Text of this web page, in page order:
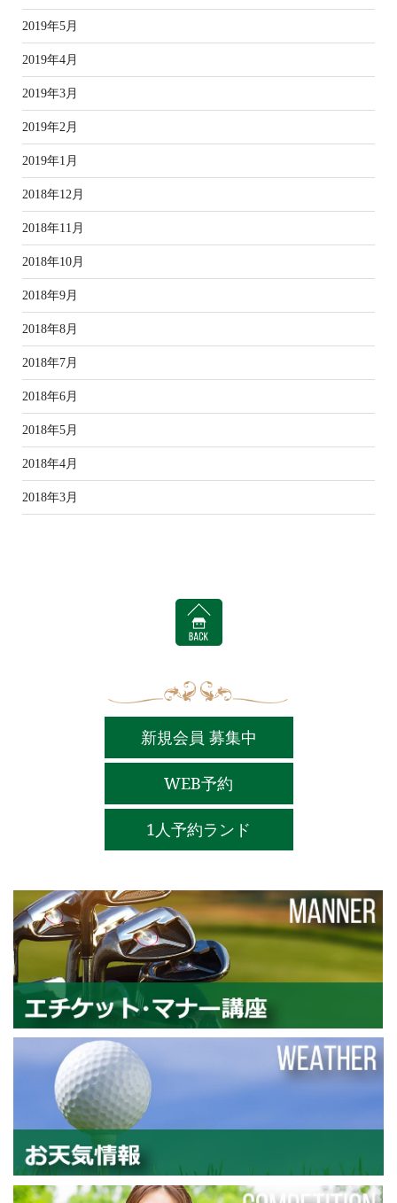
2019年5月
2019年4月
2019年3月
2019年2月
2019年1月
2018年12月
2018年11月
2018年10月
2018年9月
2018年8月
2018年7月
2018年6月
2018年5月
2018年4月
2018年3月
新規会員 募集中
WEB予約
1人予約ランド